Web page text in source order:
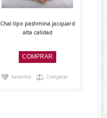
Chal tipo pashmina jacquard
alta calidad
Favoritos Comparar